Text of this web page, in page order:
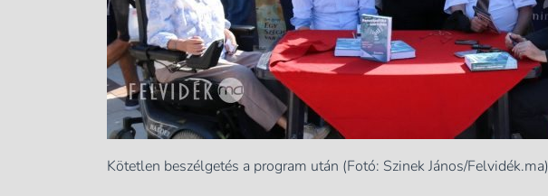
Kötetlen beszélgetés a program után (Fotó: Szinek János/Felvidék.ma)